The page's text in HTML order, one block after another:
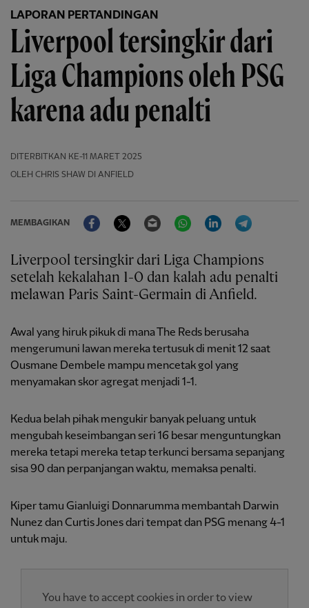
LAPORAN PERTANDINGAN
Liverpool tersingkir dari
Liga Champions oleh PSG
karena adu penalti
DITERBITKAN KE-11 MARET 2025
OLEH CHRIS SHAW DI ANFIELD
MEMBAGIKAN
FacebookTwitter Email WhatsAppLinkedIn
Liverpool tersingkir dari Liga Champions
setelah kekalahan 1-0 dan kalah adu penalti
melawan Paris Saint-Germain di Anfield.
Awal yang hiruk pikuk di mana The Reds berusaha
mengerumuni lawan mereka tertusuk di menit 12 saat
Ousmane Dembele mampu mencetak gol yang
menyamakan skor agregat menjadi 1-1.
Kedua belah pihak mengukir banyak peluang untuk
mengubah keseimbangan seri 16 besar menguntungkan
mereka tetapi mereka tetap terkunci bersama sepanjang
sisa 90 dan perpanjangan waktu, memaksa penalti.
Kiper tamu Gianluigi Donnarumma membantah Darwin
Nunez dan Curtis Jones dari tempat dan PSG menang 4-1
untuk maju.
You have to accept cookies in order to view